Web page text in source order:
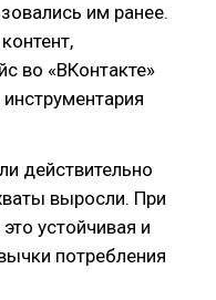
им ранее.
во «ВКонтакте»
действительно
выросли. При
устойчивая и
потребления